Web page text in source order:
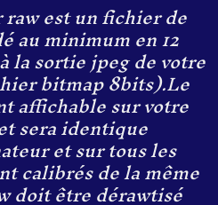
un fichier de
au minimum en 12
la sortie jpeg de votre
bitmap 8bits).Le
affichable sur votre
sera identique
et sur tous les
calibrés de la même
doit être dérawtisé